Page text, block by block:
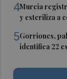
4Murcia
y esteriliza a
5Gorriones,
identifica 22